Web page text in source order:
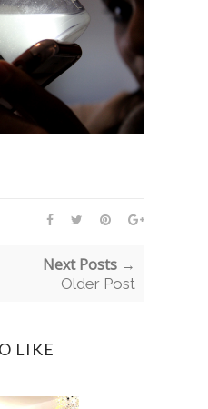
Next Posts →
Older Post
LIKE